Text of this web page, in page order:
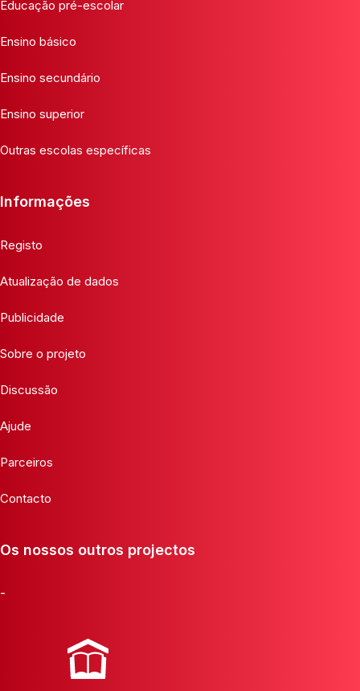
Educação pré-escolar
Ensino básico
Ensino secundário
Ensino superior
Outras escolas específicas
Informações
Registo
Atualização de dados
Publicidade
Sobre o projeto
Discussão
Ajude
Parceiros
Contacto
Os nossos outros projectos
-